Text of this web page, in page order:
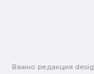
Важно: pедакция